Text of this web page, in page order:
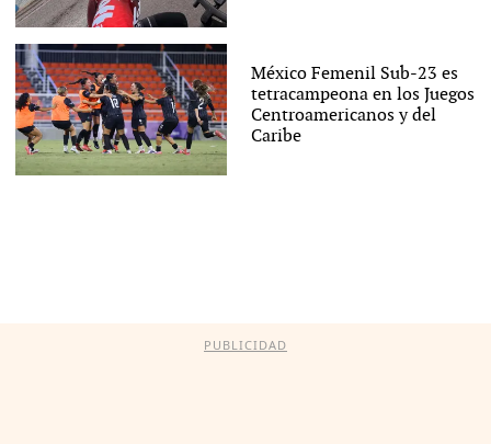
México Femenil Sub-23 es
tetracampeona en los Juegos
Centroamericanos y del
Caribe
PUBLICIDAD